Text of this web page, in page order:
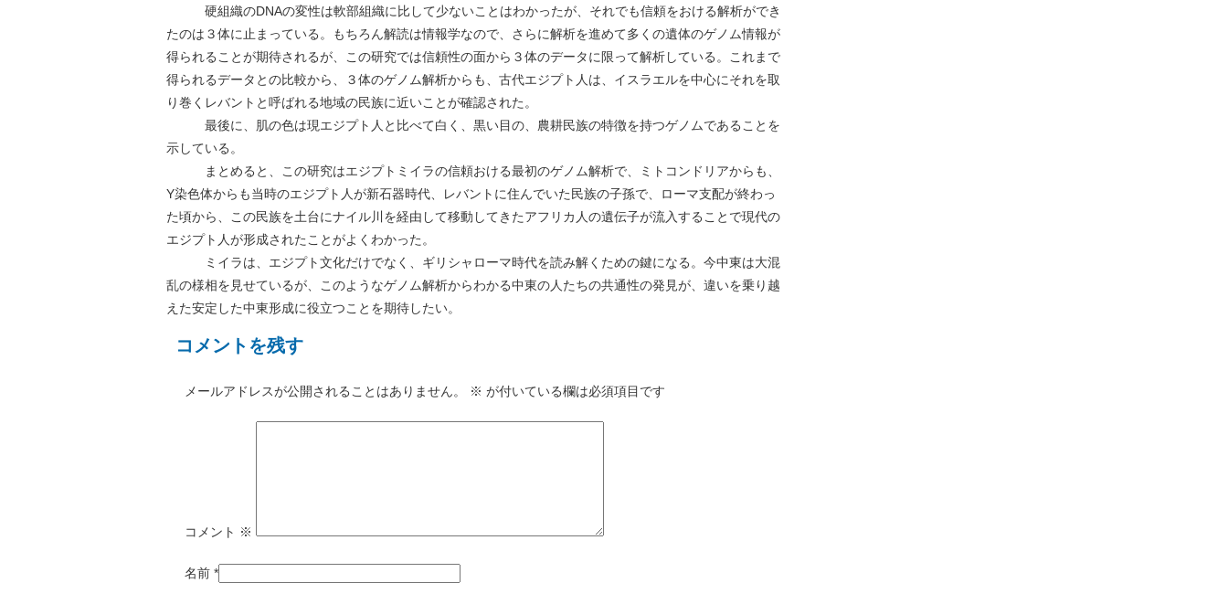
硬組織のDNAの変性は軟部組織に比して少ないことはわかったが、それでも信頼をおける解析ができ
たのは３体に止まっている。もちろん解読は情報学なので、さらに解析を進めて多くの遺体のゲノム情報が
得られることが期待されるが、この研究では信頼性の面から３体のデータに限って解析している。これまで
得られるデータとの比較から、３体のゲノム解析からも、古代エジプト人は、イスラエルを中心にそれを取
り巻くレバントと呼ばれる地域の民族に近いことが確認された。
最後に、肌の色は現エジプト人と比べて白く、黒い目の、農耕民族の特徴を持つゲノムであることを
示している。
まとめると、この研究はエジプトミイラの信頼おける最初のゲノム解析で、ミトコンドリアからも、
Y染色体からも当時のエジプト人が新石器時代、レバントに住んでいた民族の子孫で、ローマ支配が終わっ
た頃から、この民族を土台にナイル川を経由して移動してきたアフリカ人の遺伝子が流入することで現代の
エジプト人が形成されたことがよくわかった。
ミイラは、エジプト文化だけでなく、ギリシャローマ時代を読み解くための鍵になる。今中東は大混
乱の様相を見せているが、このようなゲノム解析からわかる中東の人たちの共通性の発見が、違いを乗り越
えた安定した中東形成に役立つことを期待したい。
コメントを残す
メールアドレスが公開されることはありません。 ※ が付いている欄は必須項目です
コメント ※
名前 *